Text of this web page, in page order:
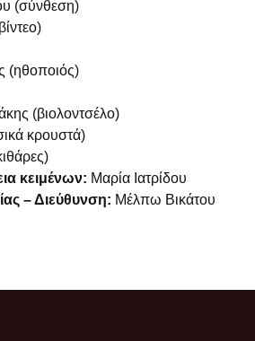
(σύνθεση)
(ηθοποιός)
(βιολοντσέλο)
κρουστά)
κειμένων: Μαρία Ιατρίδου
– Διεύθυνση: Μέλπω Βικάτου